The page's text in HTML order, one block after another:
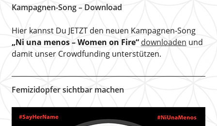
Kampagnen-Song – Download
Hier kannst Du JETZT den neuen Kampagnen-Song
„Ni una menos – Women on Fire“ downloaden und
damit unser Crowdfunding unterstützen.
Femizidopfer sichtbar machen